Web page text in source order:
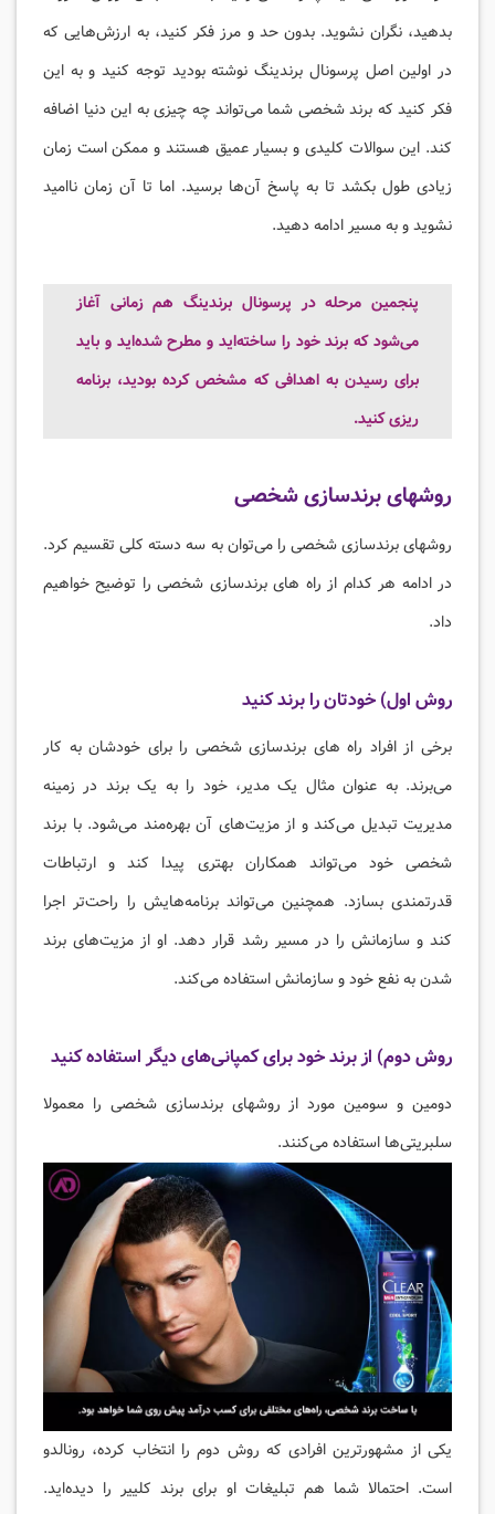
بدهید، نگران نشوید. بدون حد و مرز فکر کنید، به ارزش‌هایی که
در اولین اصل پرسونال برندینگ نوشته بودید توجه کنید و به این
فکر کنید که برند شخصی شما می‌تواند چه چیزی به این دنیا اضافه
کند. این سوالات کلیدی و بسیار عمیق هستند و ممکن است زمان
زیادی طول بکشد تا به پاسخ آن‌ها برسید. اما تا آن زمان ناامید
نشوید و به مسیر ادامه دهید.
پنجمین مرحله در پرسونال برندینگ هم زمانی آغاز
می‌شود که برند خود را ساخته‌اید و مطرح شده‌اید و باید
برای رسیدن به اهدافی که مشخص کرده بودید، برنامه
ریزی کنید.
روشهای برندسازی شخصی
روشهای برندسازی شخصی را می‌توان به سه دسته کلی تقسیم کرد.
در ادامه هر کدام از راه های برندسازی شخصی را توضیح خواهیم
داد.
روش اول) خودتان را برند کنید
برخی از افراد راه های برندسازی شخصی را برای خودشان به کار
می‌برند. به عنوان مثال یک مدیر، خود را به یک برند در زمینه
مدیریت تبدیل می‌کند و از مزیت‌های آن بهره‌مند می‌شود. با برند
شخصی خود می‌تواند همکاران بهتری پیدا کند و ارتباطات
قدرتمندی بسازد. همچنین می‌تواند برنامه‌هایش را راحت‌تر اجرا
کند و سازمانش را در مسیر رشد قرار دهد. او از مزیت‌های برند
شدن به نفع خود و سازمانش استفاده می‌کند.
روش دوم) از برند خود برای کمپانی‌های دیگر استفاده کنید
دومین و سومین مورد از روشهای برندسازی شخصی را معمولا
سلبریتی‌ها استفاده می‌کنند.
یکی از مشهورترین افرادی که روش دوم را انتخاب کرده، رونالدو
است. احتمالا شما هم تبلیغات او برای برند کلییر را دیده‌اید.